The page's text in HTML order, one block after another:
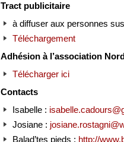
Tract publicitaire
à diffuser aux personnes
Téléchargement
Adhésion à l’association
Télécharger ici
Contacts
Isabelle :
Josiane :
Balad’tes pieds : http://